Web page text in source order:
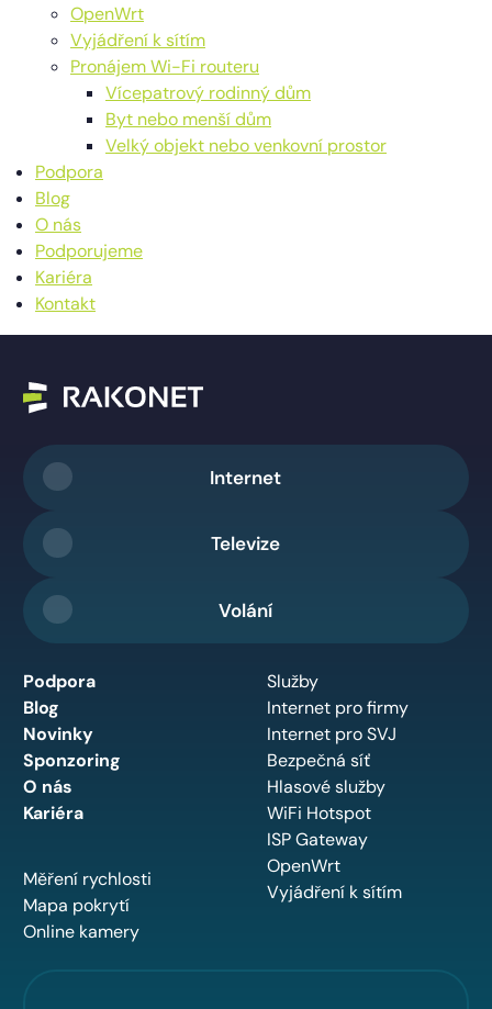
OpenWrt
Vyjádření k sítím
Pronájem Wi-Fi routeru
Vícepatrový rodinný dům
Byt nebo menší dům
Velký objekt nebo venkovní prostor
Podpora
Blog
O nás
Podporujeme
Kariéra
Kontakt
Internet
Televize
Volání
Podpora
Blog
Novinky
Sponzoring
O nás
Kariéra
Měření rychlosti
Mapa pokrytí
Online kamery
Služby
Internet pro firmy
Internet pro SVJ
Bezpečná síť
Hlasové služby
WiFi Hotspot
ISP Gateway
OpenWrt
Vyjádření k sítím